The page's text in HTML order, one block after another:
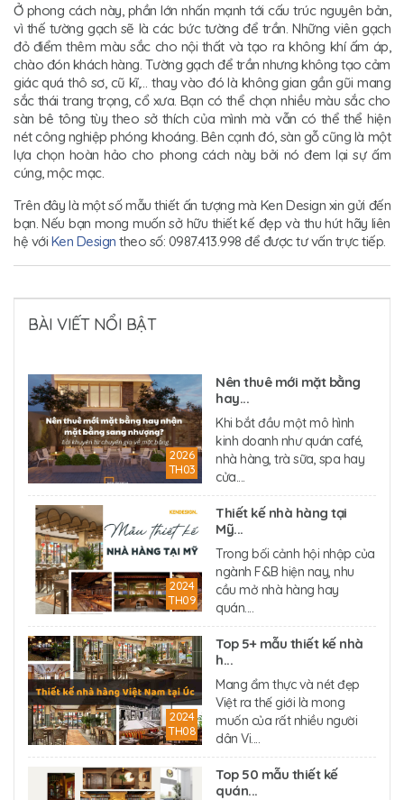
Ở phong cách này, phần lớn nhấn mạnh tới cấu trúc nguyên bản,
vì thế tường gạch sẽ là các bức tường để trần. Những viên gạch
đỏ điểm thêm màu sắc cho nội thất và tạo ra không khí ấm áp,
chào đón khách hàng. Tường gạch để trần nhưng không tạo cảm
giác quá thô sơ, cũ kĩ,… thay vào đó là không gian gần gũi mang
sắc thái trang trọng, cổ xưa. Bạn có thể chọn nhiều màu sắc cho
sàn bê tông tùy theo sở thích của mình mà vẫn có thể thể hiện
nét công nghiệp phóng khoáng. Bên cạnh đó, sàn gỗ cũng là một
lựa chọn hoàn hảo cho phong cách này bởi nó đem lại sự ấm
cúng, mộc mạc.
Trên đây là một số mẫu thiết ấn tượng mà Ken Design xin gửi đến
bạn. Nếu bạn mong muốn sở hữu thiết kế đẹp và thu hút hãy liên
hệ với Ken Design theo số: 0987.413.998 để được tư vấn trực tiếp.
BÀI VIẾT NỔI BẬT
2026
TH03
Nên thuê mới mặt bằng
hay...
Khi bắt đầu một mô hình
kinh doanh như quán café,
nhà hàng, trà sữa, spa hay
cửa....
2024
TH09
Thiết kế nhà hàng tại
Mỹ...
Trong bối cảnh hội nhập của
ngành F&B hiện nay, nhu
cầu mở nhà hàng hay
quán....
2024
TH08
Top 5+ mẫu thiết kế nhà
h...
Mang ẩm thực và nét đẹp
Việt ra thế giới là mong
muốn của rất nhiều người
dân Vi....
Top 50 mẫu thiết kế
quán...